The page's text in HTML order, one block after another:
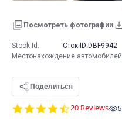
Посмотреть фотографии
4.7
20 Reviews 5
Stock Id: Сток ID: DBF9942
Местонахождение автомобилей
Поделиться